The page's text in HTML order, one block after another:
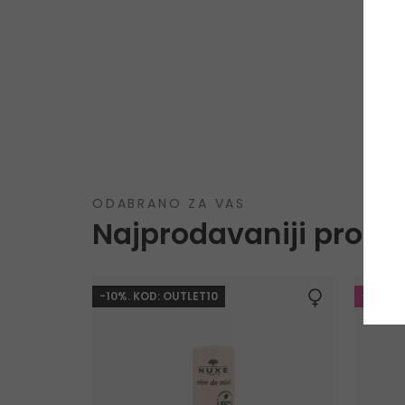
ODABRANO ZA VAS
Najprodavaniji
-10%. KOD: OUTLET10 -20%.